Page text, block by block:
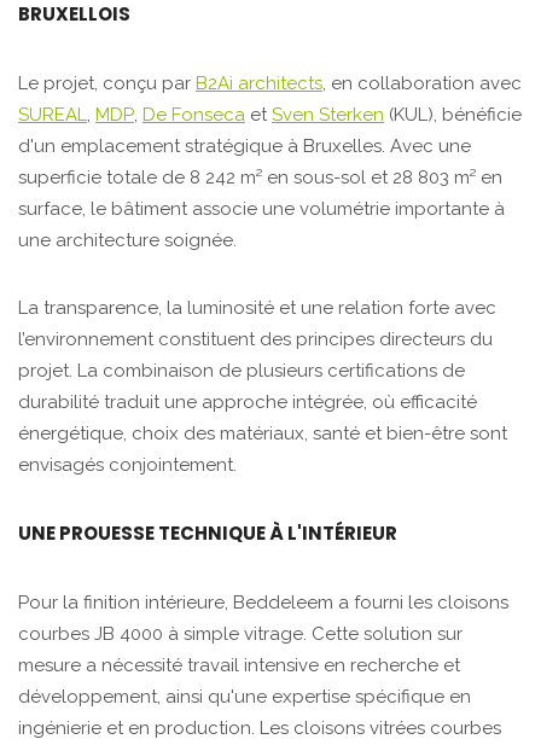
BRUXELLOIS
Le projet, conçu par B2Ai architects, en collaboration avec
SUREAL, MDP, De Fonseca etSven Sterken (KUL), bénéficie
d'un emplacement stratégique à Bruxelles. Avec une
superficie totale de 8 242 m² en sous-sol et 28 803 m² en
surface, le bâtiment associe une volumétrie importante à
une architecture soignée.
La transparence, la luminosité et une relation forte avec
l’environnement constituent des principes directeurs du
projet. La combinaison de plusieurs certifications de
durabilité traduit une approche intégrée, où efficacité
énergétique, choix des matériaux, santé et bien-être sont
envisagés conjointement.
UNE PROUESSE TECHNIQUE À L'INTÉRIEUR
Pour la finition intérieure, Beddeleem a fourni les cloisons
courbes JB 4000 à simple vitrage. Cette solution sur
mesure a nécessité travail intensive en recherche et
développement, ainsi qu'une expertise spécifique en
ingénierie et en production. Les cloisons vitrées courbes